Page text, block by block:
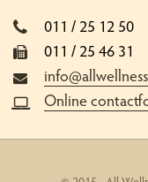
011 / 25 12 50
011 / 25 46 31
Online